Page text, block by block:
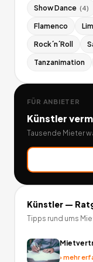
Show Dance (4)
Flamenco
Rock´n´Roll
Tanzanimation
FÜR ANBIETER
Künstler
Tausende Mieter
Künstler—
Tipps rund ums
›mehr